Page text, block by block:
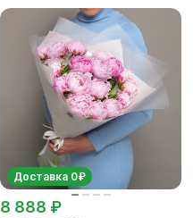
Доставка 0₽
8 888 ₽